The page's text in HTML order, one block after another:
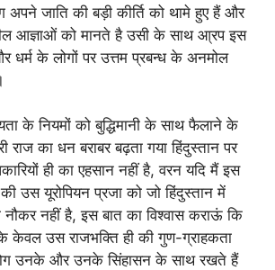
जाति की बड़ी कीर्ति को थामे हुए हैं और
आज्ञाओं को मानते है उसी के साथ आ्रप इस
के लोगों पर उत्तम प्रबन्ध के अनमोल
के नियमों को बुद्धिमानी के साथ फैलाने के
राज का धन बराबर बढ़ता गया हिंदुस्तान पर
ही का एहसान नहीं है, वरन यदि मैं इस
उस यूरोपियन प्रजा को जो हिंदुस्तान में
नौकर नहीं है, इस बात का विश्वास कराऊं कि
केवल उस राजभक्ति ही की गुण-ग्राहकता
उनके और उनके सिंहासन के साथ रखते हैं